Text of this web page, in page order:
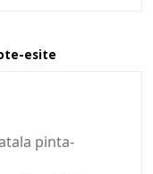
esite
pinta-